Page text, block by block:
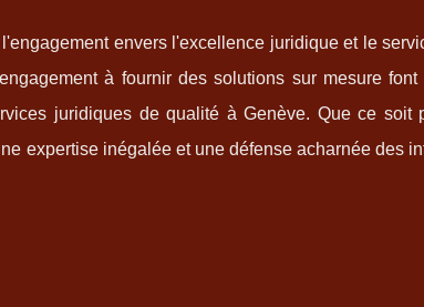
envers l'excellence juridique et le
à fournir des solutions sur mesure font
juridiques de qualité à Genève. Que ce soit
expertise inégalée et une défense acharnée des